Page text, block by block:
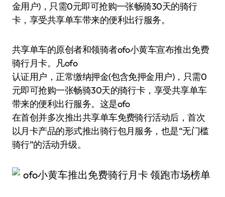
金用户)，只需0元即可抢购一张畅骑30天的骑行
卡，享受共享单车带来的便利出行服务。
共享单车的原创者和领骑者ofo小黄车宣布推出免费
骑行月卡。凡ofo
认证用户，正常缴纳押金(包含免押金用户)，只需0
元即可抢购一张畅骑30天的骑行卡，享受共享单车
带来的便利出行服务。这是ofo
在首创并多次推出共享单车免费骑行活动后，首次
以月卡产品的形式推出骑行包月服务，也是“无门槛
骑行”的活动升级。